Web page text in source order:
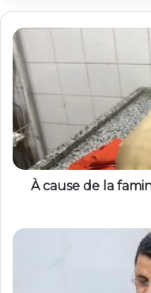
À cause de la